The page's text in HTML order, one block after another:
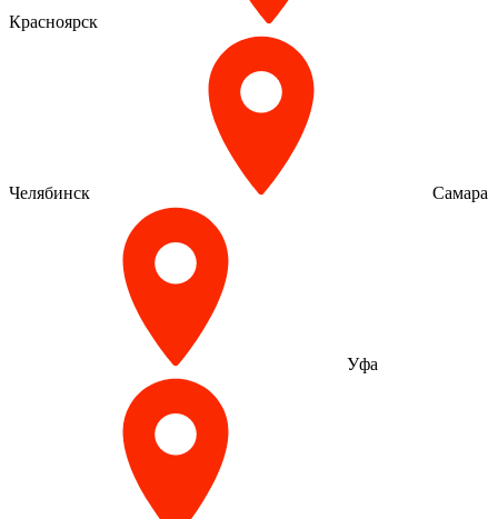
Красноярск
Челябинск Самара
Уфа